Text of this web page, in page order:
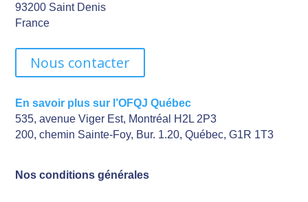
93200 Saint Denis
France
Nous contacter
En savoir plus sur l’OFQJ Québec
535, avenue Viger Est, Montréal H2L 2P3
200, chemin Sainte-Foy, Bur. 1.20, Québec, G1R 1T3
Nos conditions générales